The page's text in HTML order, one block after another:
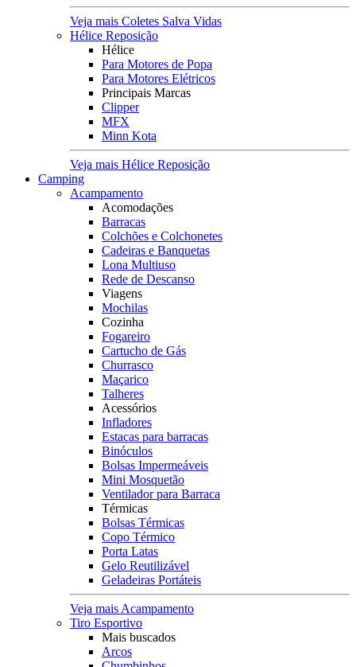
Veja mais Coletes Salva Vidas
Hélice Reposição
Hélice
Para Motores de Popa
Para Motores Elétricos
Principais Marcas
Clipper
MFX
Minn Kota
Veja mais Hélice Reposição
Camping
Acampamento
Acomodações
Barracas
Colchões e Colchonetes
Cadeiras e Banquetas
Lona Multiuso
Rede de Descanso
Viagens
Mochilas
Cozinha
Fogareiro
Cartucho de Gás
Churrasco
Maçarico
Talheres
Acessórios
Infladores
Estacas para barracas
Binóculos
Bolsas Impermeáveis
Mini Mosquetão
Ventilador para Barraca
Térmicas
Bolsas Térmicas
Copo Térmico
Porta Latas
Gelo Reutilizável
Geladeiras Portáteis
Veja mais Acampamento
Tiro Esportivo
Mais buscados
Arcos